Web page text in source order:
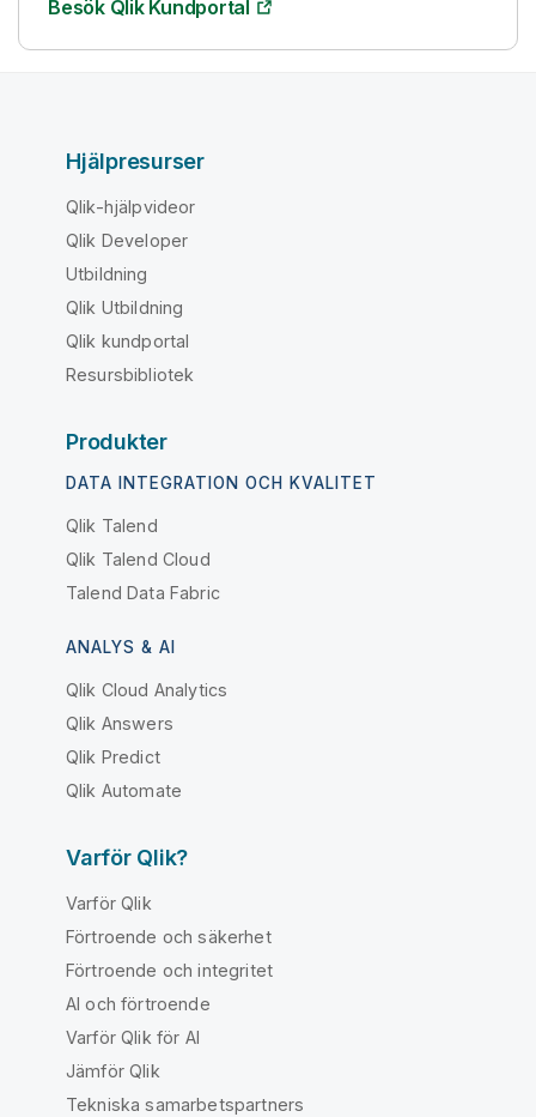
Besök QlikKundportal
Hjälpresurser
Qlik-hjälpvideor
Qlik Developer
Utbildning
Qlik Utbildning
Qlik kundportal
Resursbibliotek
Produkter
DATA INTEGRATION OCH KVALITET
Qlik Talend
Qlik Talend Cloud
Talend Data Fabric
ANALYS & AI
Qlik Cloud Analytics
Qlik Answers
Qlik Predict
Qlik Automate
Varför Qlik?
Varför Qlik
Förtroende och säkerhet
Förtroende och integritet
AI och förtroende
Varför Qlik för AI
Jämför Qlik
Tekniska samarbetspartners